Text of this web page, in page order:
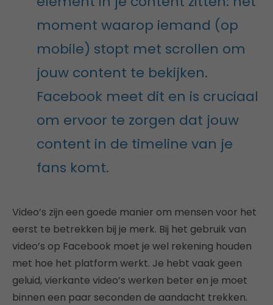
moment waarop iemand (op
mobile) stopt met scrollen om
jouw content te bekijken.
Facebook meet dit en is cruciaal
om ervoor te zorgen dat jouw
content in de timeline van je
fans komt.
Video’s zijn een goede manier om mensen voor het
eerst te betrekken bij je merk. Bij het gebruik van
video’s op Facebook moet je wel rekening houden
met hoe het platform werkt. Je hebt vaak geen
geluid, vierkante video’s werken beter en je moet
binnen een paar seconden de aandacht trekken.